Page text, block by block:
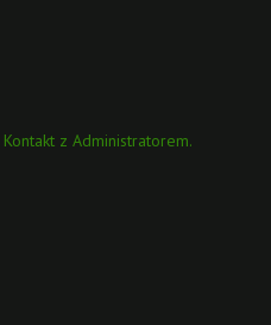
Kontakt z Administratorem.